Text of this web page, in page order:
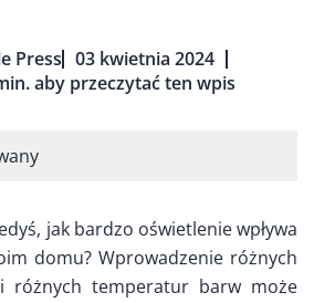
Press 03 kwietnia 2024
aby przeczytać ten wpis
jak bardzo oświetlenie wpływa
domu? Wprowadzenie różnych
różnych temperatur barw może